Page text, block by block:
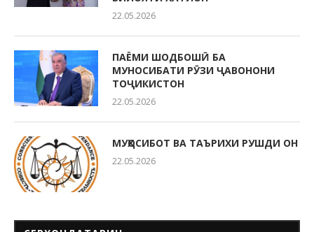
22.05.2026
ПАЁМИ ШОДБОШӢ БА
МУНОСИБАТИ РӮЗИ ҶАВОНОНИ
ТОҶИКИСТОН
22.05.2026
МУҲОСИБОТ ВА ТАЪРИХИ РУШДИ ОН
22.05.2026